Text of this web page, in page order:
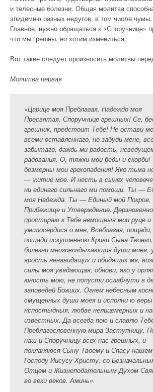
и телесные болезни. Общая молитва
эпидемию разных недугов, в том числе
Главное, нужно обращаться к «Споручнице»
что мы грешны, но хотим измениться.
Вот такие следует произносить молитвы
Молитва первая
«Царице моя Преблагая, Надеждо моя
Пресвятая, Споручнице грешных! Се,
грешник, предстоит Тебе! Не остави
всеми оставленнаго, не забуди мене,
забытаго, даждь ми радость,
радования. О, тяжки мои беды и скорби!
безмерны мои грехопадения! Яко тьма
— житие мое. И несть в сынех
ни единаго сильнаго ми помощи. Ты —
моя Надежда. Ты — Единый мой Покров,
Прибежище и Утверждение. Дерзновенно
простираю к Тебе немощныя мои руце
умилосердися о мне, Всеблагая, пощади,
пощади искупленною Крови Сына
болезни многовоздыхающия души моея,
ярость ненавидящих и обидящих мя,
силы моя увядающая, обнови, яко у
юность мою, не попусти ослабнути в
заповедей Божиих. Огнем небесным
смущенных души моея и исполни ю веры
нспостыдныя, любве нелицемерных и
известных. Да всегда пою и славлю
Преблагословенную мира Заступницу,
наш и Споручницу всех нас грешных, и
покланяюся Сыну Твоему и Спасу
Господу Иисусу Христу, со
Отцем и Жизнеподательным Духом
во веки веков. Аминь».